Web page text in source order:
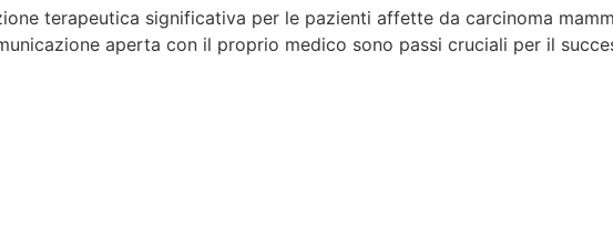
terapeutica significativa per le pazienti affette da carcinoma
aperta con il proprio medico sono passi cruciali per il